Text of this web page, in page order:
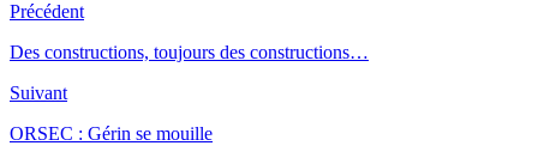
Précédent
Des constructions, toujours des constructions…
Suivant
ORSEC : Gérin se mouille